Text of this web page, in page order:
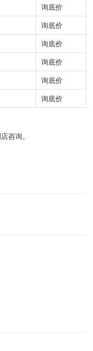
询底价
询底价
询底价
询底价
询底价
询底价
咨询。